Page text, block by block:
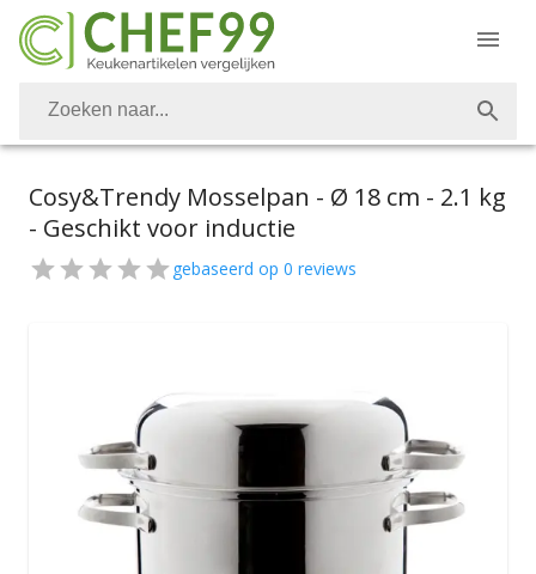
Cosy&Trendy Mosselpan - Ø 18 cm - 2.1 kg
- Geschikt voor inductie
gebaseerd op 0 reviews